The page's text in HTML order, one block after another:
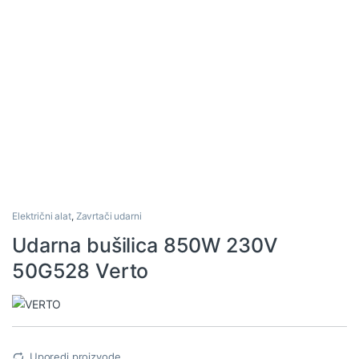
Električni alat, Zavrtači udarni
Udarna bušilica 850W 230V
50G528 Verto